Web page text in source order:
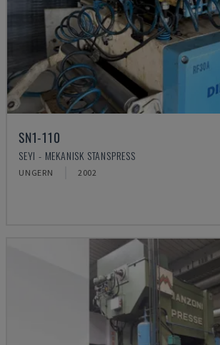
SN1-110
SEYI - MEKANISK STANSPRESS
UNGERN 2002